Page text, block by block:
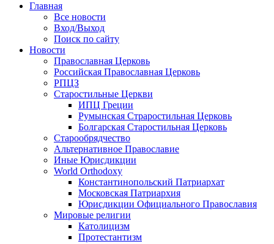
Главная
Все новости
Вход/Выход
Поиск по сайту
Новости
Православная Церковь
Российская Православная Церковь
РПЦЗ
Старостильные Церкви
ИПЦ Греции
Румынская Страростильная Церковь
Болгарская Старостильная Церковь
Старообрядчество
Альтернативное Православие
Иные Юрисдикции
World Orthodoxy
Константинопольский Патриархат
Московская Патриархия
Юрисдикции Официального Православия
Мировые религии
Католицизм
Протестантизм